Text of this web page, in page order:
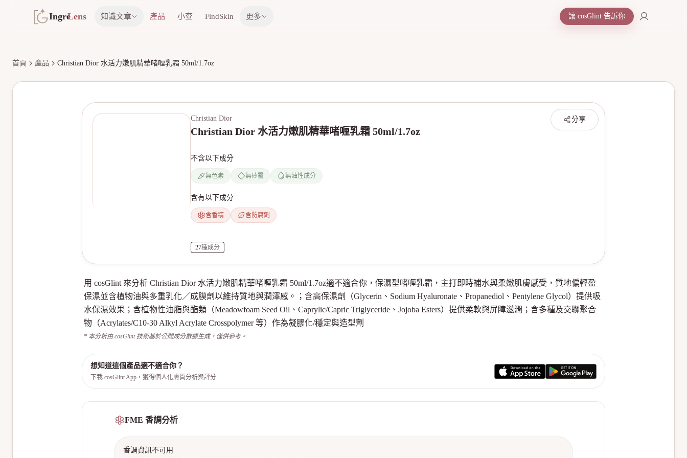
IngreLens 知識文章 產品 小查 FindSkin 更多 讓 cosGlint 告訴你
首頁 產品 Christian Dior 水活力嫩肌精華啫喱乳霜 50ml/1.7oz
分享
Christian Dior
Christian Dior 水活力嫩肌精華啫喱乳霜 50ml/1.7oz
不含以下成分
無色素 無矽靈 無油性成分
含有以下成分
含香精 含防腐劑
27種成分
用 cosGlint 來分析 Christian Dior 水活力嫩肌精華啫喱乳霜 50ml/1.7oz適不適合你，保濕型啫喱乳霜，主打即時補水與柔嫩肌膚感受，質地偏輕盈
保濕並含植物油與多重乳化／成膜劑以維持質地與潤澤感。；含高保濕劑（Glycerin、Sodium Hyaluronate、Propanediol、Pentylene Glycol）提供吸
水保濕效果；含植物性油脂與酯類（Meadowfoam Seed Oil、Caprylic/Capric Triglyceride、Jojoba Esters）提供柔軟與屏障滋潤；含多種及交聯聚合
物（Acrylates/C10-30 Alkyl Acrylate Crosspolymer 等）作為凝膠化/穩定與造型劑
* 本分析由 cosGlint 技術基於公開成分數據生成，僅供參考。
想知道這個產品適不適合你？
下載 cosGlint App，獲得個人化膚質分析與評分
FME 香調分析
香調資訊不可用